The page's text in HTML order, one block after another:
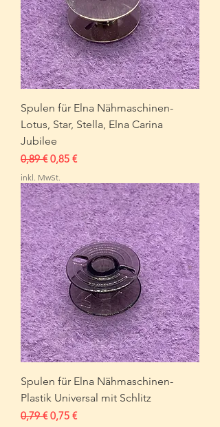
Spulen für Elna Nähmaschinen-
Lotus, Star, Stella, Elna Carina
Jubilee
Standardpreis
0,89 € Sale-Preis
0,85 €
inkl. MwSt.
Spulen für Elna Nähmaschinen-
Plastik Universal mit Schlitz
Standardpreis
0,79 € Sale-Preis
0,75 €